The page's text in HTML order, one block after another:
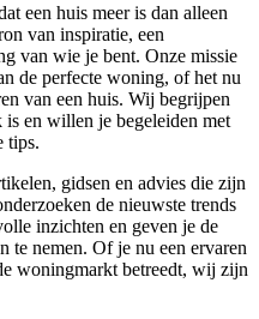
een huis meer is dan alleen
van inspiratie, een
van wie je bent. Onze missie
de perfecte woning, of het nu
van een huis. Wij begrijpen
en willen je begeleiden met
tips.
gidsen en advies die zijn
de nieuwste trends
inzichten en geven je de
te nemen. Of je nu een ervaren
woningmarkt betreedt, wij zijn